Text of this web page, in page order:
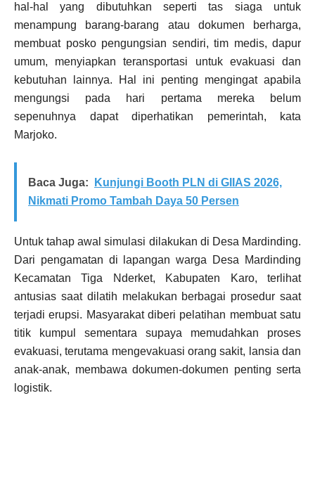
hal-hal yang dibutuhkan seperti tas siaga untuk
menampung barang-barang atau dokumen berharga,
membuat posko pengungsian sendiri, tim medis, dapur
umum, menyiapkan teransportasi untuk evakuasi dan
kebutuhan lainnya. Hal ini penting mengingat apabila
mengungsi pada hari pertama mereka belum
sepenuhnya dapat diperhatikan pemerintah, kata
Marjoko.
Baca Juga:
Kunjungi Booth PLN di GIIAS 2026,
Nikmati Promo Tambah Daya 50 Persen
Untuk tahap awal simulasi dilakukan di Desa Mardinding.
Dari pengamatan di lapangan warga Desa Mardinding
Kecamatan Tiga Nderket, Kabupaten Karo, terlihat
antusias saat dilatih melakukan berbagai prosedur saat
terjadi erupsi. Masyarakat diberi pelatihan membuat satu
titik kumpul sementara supaya memudahkan proses
evakuasi, terutama mengevakuasi orang sakit, lansia dan
anak-anak, membawa dokumen-dokumen penting serta
logistik.